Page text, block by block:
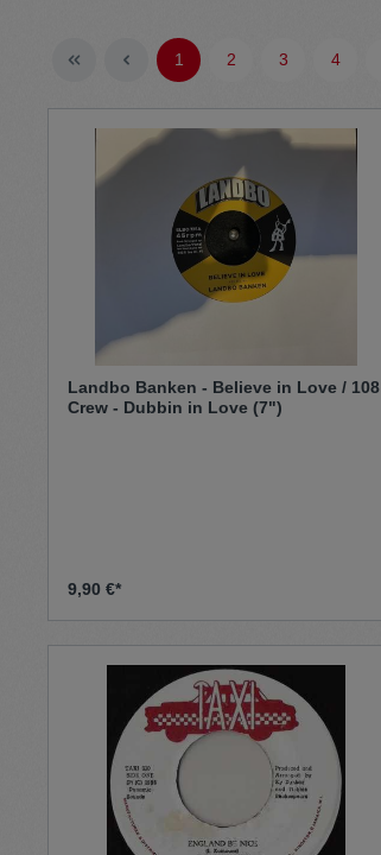
Kopfbedeckung
Socken
1 2 3 4
Landbo Banken - Believe in Love / 108
Crew - Dubbin in Love (7")
9,90 €*